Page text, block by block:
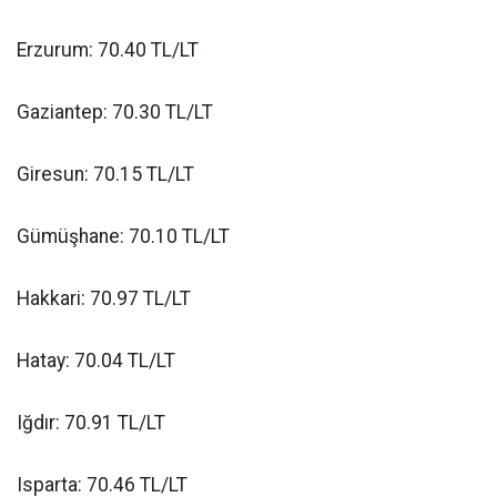
Erzurum: 70.40 TL/LT
Gaziantep: 70.30 TL/LT
Giresun: 70.15 TL/LT
Gümüşhane: 70.10 TL/LT
Hakkari: 70.97 TL/LT
Hatay: 70.04 TL/LT
Iğdır: 70.91 TL/LT
Isparta: 70.46 TL/LT